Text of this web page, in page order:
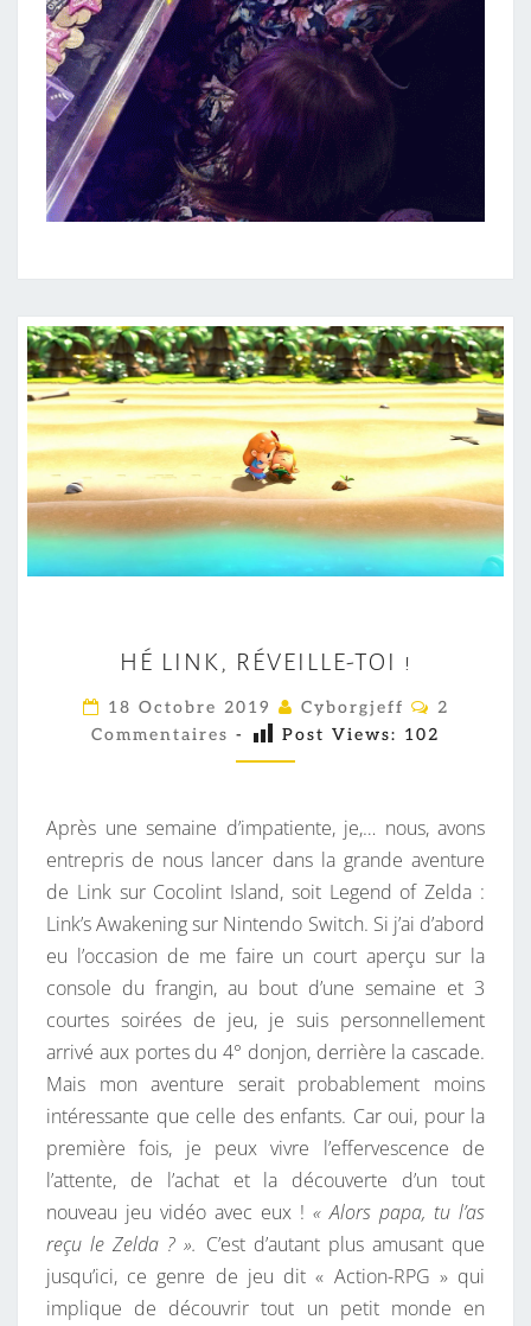
É
L
N
,
R
É
V
E
I
L
L
E
-
T
O
I
!
HÉ LINK, RÉVEILLE-TOI !
18 Octobre 2019 Cyborgjeff
C
M
A
I
R
E
S
2
Commentaires - Post Views: 102
Après une semaine d’impatiente, je,… nous, avons
entrepris de nous lancer dans la grande aventure
de Link sur Cocolint Island, soit Legend of Zelda :
Link’s Awakening sur Nintendo Switch. Si j’ai d’abord
eu l’occasion de me faire un court aperçu sur la
console du frangin, au bout d’une semaine et 3
courtes soirées de jeu, je suis personnellement
arrivé aux portes du 4° donjon, derrière la cascade.
Mais mon aventure serait probablement moins
intéressante que celle des enfants. Car oui, pour la
première fois, je peux vivre l’effervescence de
l’attente, de l’achat et la découverte d’un tout
nouveau jeu vidéo avec eux ! « Alors papa, tu l’as
reçu le Zelda ? ». C’est d’autant plus amusant que
jusqu’ici, ce genre de jeu dit « Action-RPG » qui
implique de découvrir tout un petit monde en